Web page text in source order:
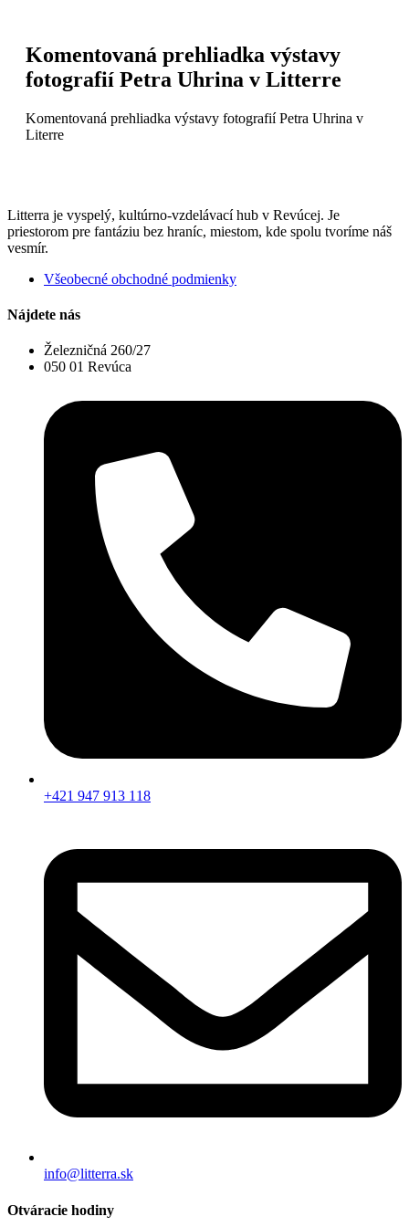
Komentovaná prehliadka výstavy
fotografií Petra Uhrina v Litterre
Komentovaná prehliadka výstavy fotografií Petra Uhrina v
Literre
Litterra je vyspelý, kultúrno-vzdelávací hub v Revúcej. Je
priestorom pre fantáziu bez hraníc, miestom, kde spolu tvoríme náš
vesmír.
Všeobecné obchodné podmienky
Nájdete nás
Železničná 260/27
050 01 Revúca
+421 947 913 118
info@litterra.sk
Otváracie hodiny